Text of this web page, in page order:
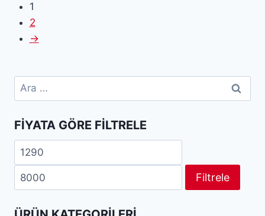
1
2
→
Arama:
FIYATA GÖRE FILTRELE
En
düşük
fiyat
yüksek
fiyatFiltrele